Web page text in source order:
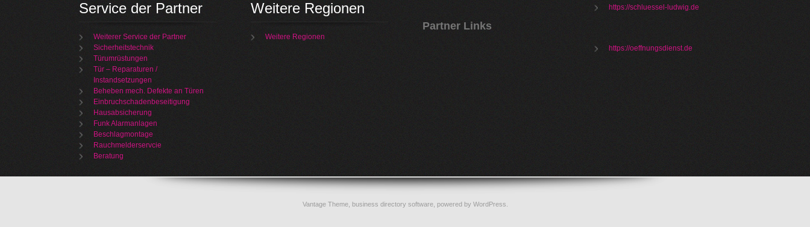
Service der Partner
Weiterer Service der Partner
Sicherheitstechnik
Türumrüstungen
Tür – Reparaturen /
Instandsetzungen
Beheben mech. Defekte an Türen
Einbruchschadenbeseitigung
Hausabsicherung
Funk Alarmanlagen
Beschlagmontage
Rauchmelderservcie
Beratung
Weitere Regionen
Weitere Regionen
Partner Links
https://schluessel-ludwig.de
https://oeffnungsdienst.de
Vantage Theme, business directory software, powered by WordPress